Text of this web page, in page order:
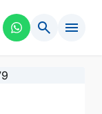
search menu